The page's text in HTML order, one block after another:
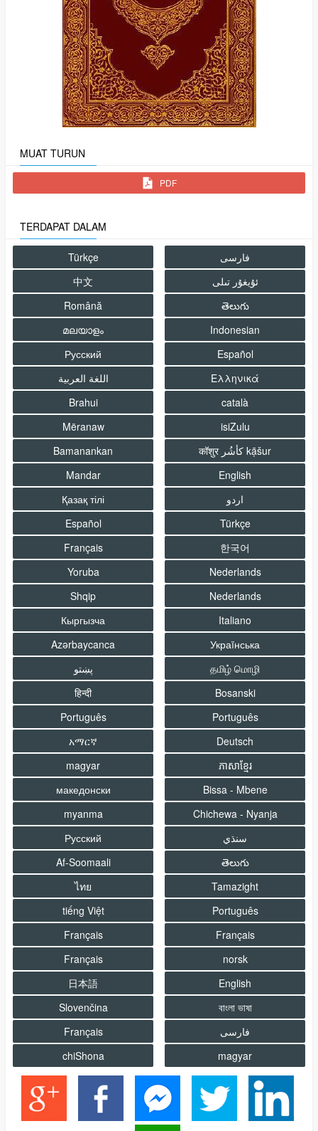
MUAT TURUN
PDF
TERDAPAT DALAM
Türkçe
فارسى
中文
Română
తెలుగు
മലയാളം
Indonesian
Русский
Español
اللغة العربية
Ελληνικά
Brahui
català
Mëranaw
isiZulu
Bamanankan
कॉशुर كأشُر kạ̄šur
Mandar
English
Қазақ тілі
اردو
Español
Türkçe
Français
한국어
Yoruba
Nederlands
Shqip
Nederlands
Кыргызча
Italiano
Azərbaycanca
Украïнська
پښتو
தமிழ் மொழி
हिन्दी
Bosanski
Português
Português
አማርኛ
Deutsch
magyar
ភាសាខ្មែរ
македонски
Bissa - Mbene
myanma
Chichewa - Nyanja
Русский
سنڌي
Af-Soomaali
తెలుగు
ไทย
Tamazight
tiếng Việt
Português
Français
Français
Français
norsk
日本語
English
Slovenčina
বাংলা ভাষা
Français
فارسى
chiShona
magyar